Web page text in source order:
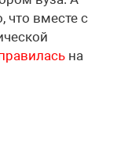
что вместе с
на